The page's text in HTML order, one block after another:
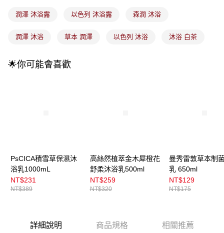
【大哥付你分期使用說明】
流程，驗證手機門號後，選擇欲分期的期數、繳款截止日，確認付款後即完
4.訂單成立30分鐘內，如未前往確認交易或遇審核未通過，訂單將自動取
1.本服務係由「台灣大哥大股份有限公司」（以下簡稱本公司）所提供，讓
用戶於交易時，得透過本服務購買商品或服務，並由商店將買賣／分期付款
買賣價金債權讓與本公司後，依約使用本公司帳單繳交帳款。
2.基於同意付款使用「大哥付你分期」之契約關係目的，商店將以您的個人
資料（包含姓名、電話或地址）提供予台灣大哥大進項蒐集、處理及利用，
ATM付款
全家取貨付款
付款後7-11取貨
每筆NT$100，滿NT$899(含以上)免運費
宅配
付款後門市自取
潤澤 沐浴露 以色列 沐浴露 森潤 沐浴
潤澤 沐浴 草本 潤澤 以色列 沐浴 沐浴 白茶
🌟你可能會喜歡
PsCICA積雪草保濕沐
浴乳1000mL
NT$231
NT$389
高絲然植萃金木犀橙花
舒柔沐浴乳500ml
NT$259
NT$320
曼秀雷敦草本制
乳 650ml
NT$129
NT$175
詳細說明 商品規格 相關推薦